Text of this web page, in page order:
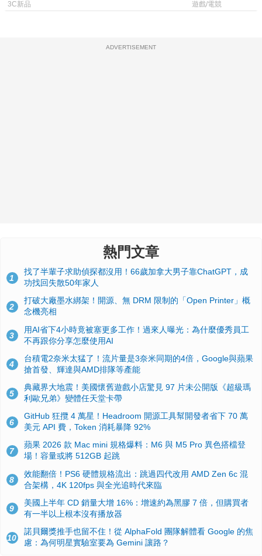
上市時間
3C新品
120fps 與全光
遊戲/電競
ADVERTISEMENT
熱門文章
1
找了半輩子求助偵探都沒用！66歲加拿大男子靠ChatGPT，成
功找回失散50年家人
2
打破大廠墨水綁架！開源、無 DRM 限制的「Open Printer」概
念機亮相
3
用AI省下4小時竟被塞更多工作！過來人曝光：為什麼優秀員工
不再跟你分享怎麼使用AI
4
台積電2奈米太猛了！流片量是3奈米同期的4倍，Google與蘋果
搶首發、輝達與AMD排隊等產能
5
典藏界大地震！美國懷舊遊戲小店驚見 97 片未公開版《超級瑪
利歐兄弟》變體任天堂卡帶
6
GitHub 狂攬 4 萬星！Headroom 開源工具幫開發者省下 70 萬
美元 API 費，Token 消耗暴降 92%
7
蘋果 2026 款 Mac mini 規格爆料：M6 與 M5 Pro 異色搭檔登
場！容量或將 512GB 起跳
8
效能翻倍！PS6 硬體規格流出：跳過四代改用 AMD Zen 6c 混
合架構，4K 120fps 與全光追時代來臨
9
美國上半年 CD 銷量大增 16%：增速約為黑膠 7 倍，但購買者
有一半以上根本沒有播放器
10
諾貝爾獎推手也留不住！從 AlphaFold 團隊解體看 Google 的焦
慮：為何明星實驗室要為 Gemini 讓路？